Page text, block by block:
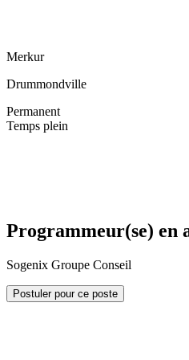
Merkur
Drummondville
Permanent
Temps plein
Programmeur(se) en
Sogenix Groupe Conseil
Postuler pour ce poste